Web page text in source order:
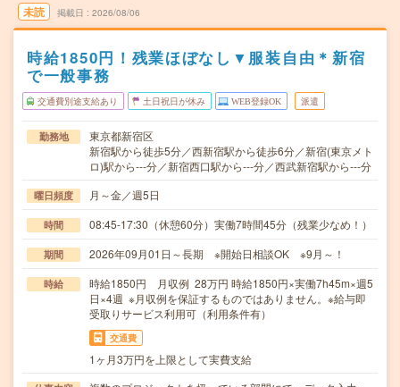
未読 掲載日 2026/08/06
時給1850円！残業ほぼなし▼服装自由＊新宿
で一般事務
交通費別途支給あり 土日祝日が休み WEB登録OK 派遣
勤務地
東京都新宿区
新宿駅から徒歩5分／西新宿駅から徒歩6分／新宿(東京メト
ロ)駅から---分／新宿西口駅から---分／西武新宿駅から---分
曜日頻度 月～金／週5日
時間 08:45-17:30（休憩60分）実働7時間45分（残業少なめ！）
期間 2026年09月01日～長期 ※開始日相談OK ※9月～！
時給
時給1850円 月収例 28万円 時給1850円×実働7h45m×週5
日×4週 ※月収例を保証するものではありません。※給与即
受取りサービス利用可（利用条件有）
交通費
1ヶ月3万円を上限として実費支給